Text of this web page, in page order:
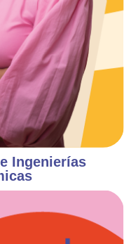
Ingenierías